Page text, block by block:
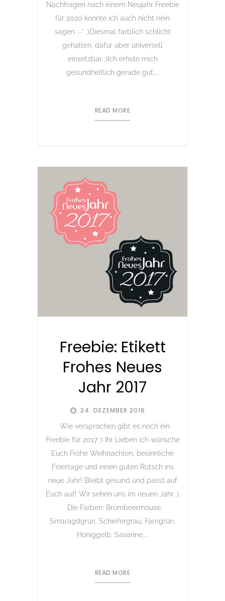
Nachfragen nach einem Neujahr Freebie
für 2020 konnte ich auch nicht nein
sagen :-* :)Diesmal farblich schlicht
gehalten, dafür aber universell
einsetzbar ;)Ich erhole mich
gesundheitlich gerade gut....
READ MORE
24. DEZEMBER 2016
Freebie: Etikett
Frohes Neues
Jahr 2017
Wie versprochen gibt es noch ein
Freebie für 2017 :) Ihr Lieben ich wünsche
Euch Frohe Weihnachten, besinnliche
Feiertage und einen guten Rutsch ins
neue Jahr! Bleibt gesund und passt auf
Euch auf! Wir sehen uns im neuen Jahr :)
Die Farben: Brombeermouse,
Smaragdgrün, Schiefergrau, Farngrün,
Honiggelb, Savanne,...
READ MORE